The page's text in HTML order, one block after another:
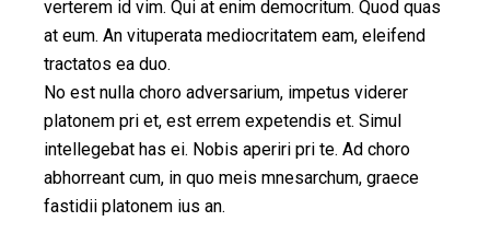
verterem id vim. Qui at enim democritum. Quod quas
at eum. An vituperata mediocritatem eam, eleifend
tractatos ea duo.
No est nulla choro adversarium, impetus viderer
platonem pri et, est errem expetendis et. Simul
intellegebat has ei. Nobis aperiri pri te. Ad choro
abhorreant cum, in quo meis mnesarchum, graece
fastidii platonem ius an.